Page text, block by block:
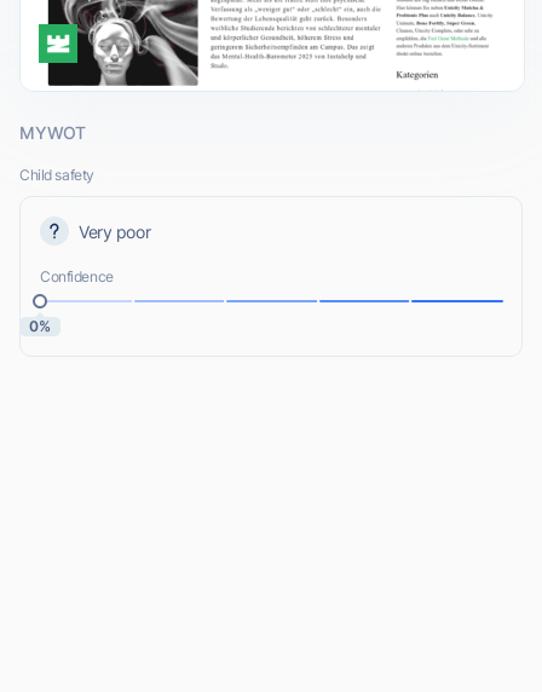
MYWOT
Child safety
Very poor
Confidence
0%